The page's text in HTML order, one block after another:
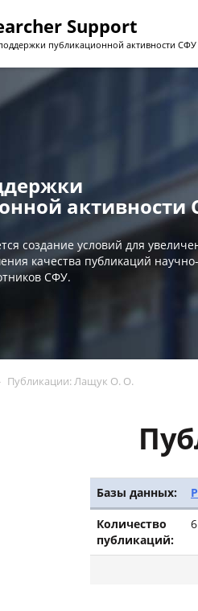
Support
публикационной активности СФУ
активности
создание условий для
качества публикаций научно-
СФУ.
Публикации: Лащук О. О.
Базы данных:
Количество
публикаций:
6